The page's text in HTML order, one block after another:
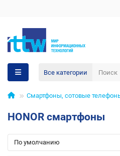
Все категории
Смартфоны, сотовые
HONOR смартфоны